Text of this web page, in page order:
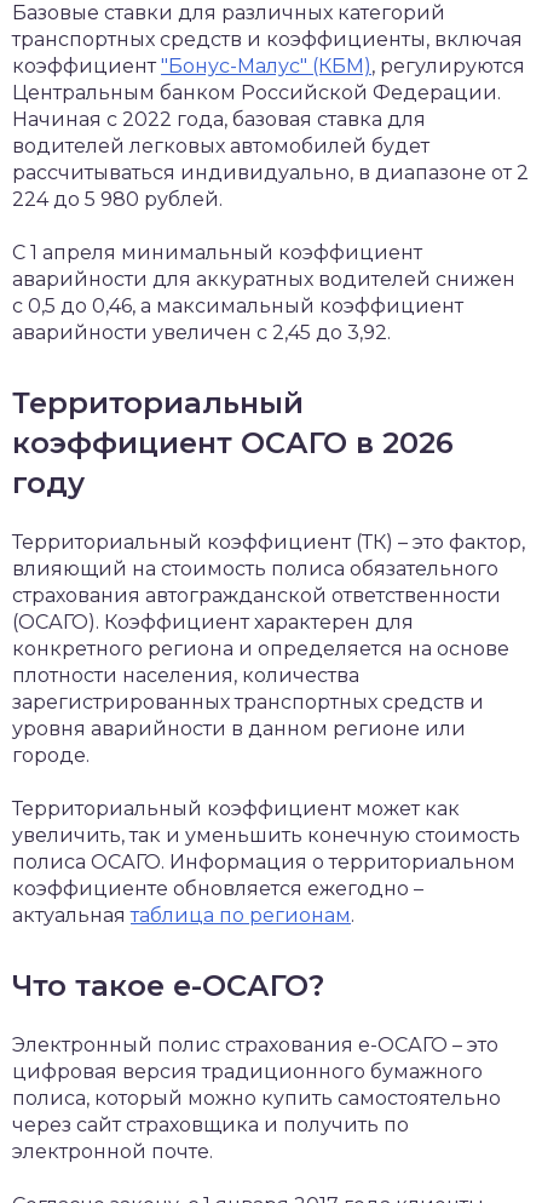
Базовые ставки для различных категорий
транспортных средств и коэффициенты, включая
коэффициент"Бонус-Малус" (КБМ), регулируются
Центральным банком Российской Федерации.
Начиная с 2022 года, базовая ставка для
водителей легковых автомобилей будет
рассчитываться индивидуально, в диапазоне от 2
224 до 5 980 рублей.
С 1 апреля минимальный коэффициент
аварийности для аккуратных водителей снижен
с 0,5 до 0,46, а максимальный коэффициент
аварийности увеличен с 2,45 до 3,92.
Территориальный
коэффициент ОСАГО в 2026
году
Территориальный коэффициент (ТК) – это фактор,
влияющий на стоимость полиса обязательного
страхования автогражданской ответственности
(ОСАГО). Коэффициент характерен для
конкретного региона и определяется на основе
плотности населения, количества
зарегистрированных транспортных средств и
уровня аварийности в данном регионе или
городе.
Территориальный коэффициент может как
увеличить, так и уменьшить конечную стоимость
полиса ОСАГО. Информация о территориальном
коэффициенте обновляется ежегодно –
актуальнаятаблица по регионам.
Что такое е-ОСАГО?
Электронный полис страхования е-ОСАГО – это
цифровая версия традиционного бумажного
полиса, который можно купить самостоятельно
через сайт страховщика и получить по
электронной почте.